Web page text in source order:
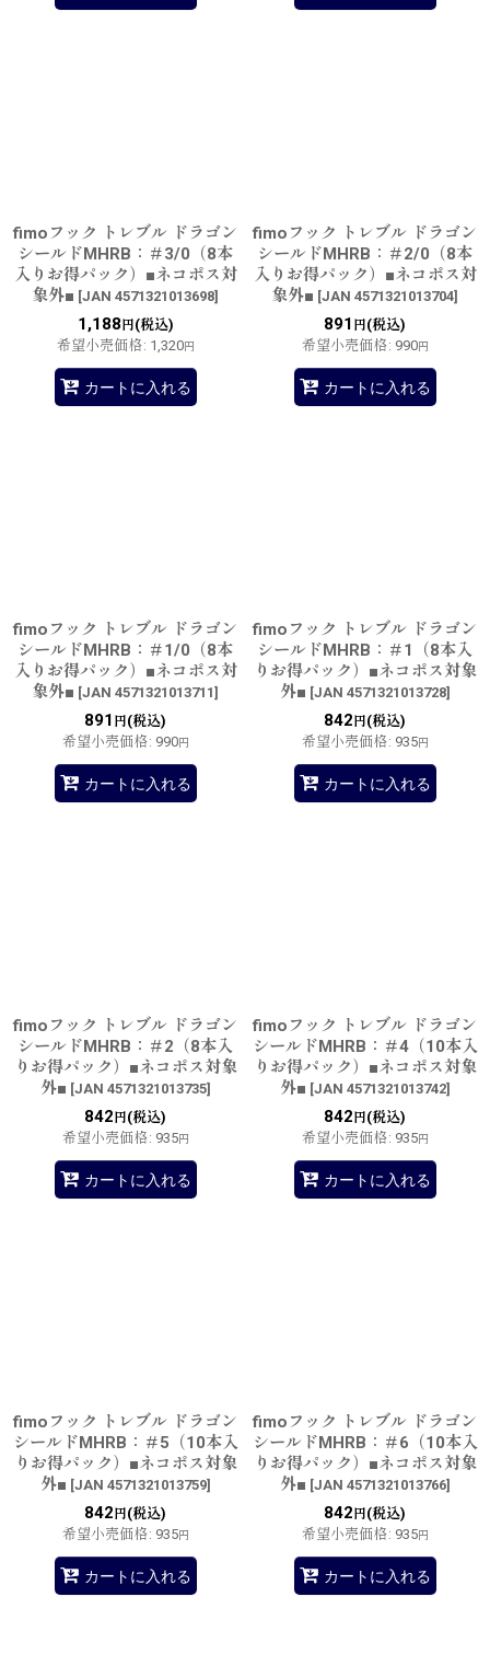
fimoフック トレブル ドラゴン
シールドMHRB：＃3/0（8本
入りお得パック）■ネコポス対
象外■ [JAN 4571321013698]
1,188 円(税込)
希望小売価格: 1,320円
カートに入れる
fimoフック トレブル ドラゴン
シールドMHRB：＃2/0（8本
入りお得パック）■ネコポス対
象外■ [JAN 4571321013704]
891 円(税込)
希望小売価格: 990円
カートに入れる
fimoフック トレブル ドラゴン
シールドMHRB：＃1/0（8本
入りお得パック）■ネコポス対
象外■ [JAN 4571321013711]
891 円(税込)
希望小売価格: 990円
カートに入れる
fimoフック トレブル ドラゴン
シールドMHRB：＃1（8本入
りお得パック）■ネコポス対象
外■ [JAN 4571321013728]
842 円(税込)
希望小売価格: 935円
カートに入れる
fimoフック トレブル ドラゴン
シールドMHRB：＃2（8本入
りお得パック）■ネコポス対象
外■ [JAN 4571321013735]
842 円(税込)
希望小売価格: 935円
カートに入れる
fimoフック トレブル ドラゴン
シールドMHRB：＃4（10本入
りお得パック）■ネコポス対象
外■ [JAN 4571321013742]
842 円(税込)
希望小売価格: 935円
カートに入れる
fimoフック トレブル ドラゴン
シールドMHRB：＃5（10本入
りお得パック）■ネコポス対象
外■ [JAN 4571321013759]
842 円(税込)
希望小売価格: 935円
カートに入れる
fimoフック トレブル ドラゴン
シールドMHRB：＃6（10本入
りお得パック）■ネコポス対象
外■ [JAN 4571321013766]
842 円(税込)
希望小売価格: 935円
カートに入れる